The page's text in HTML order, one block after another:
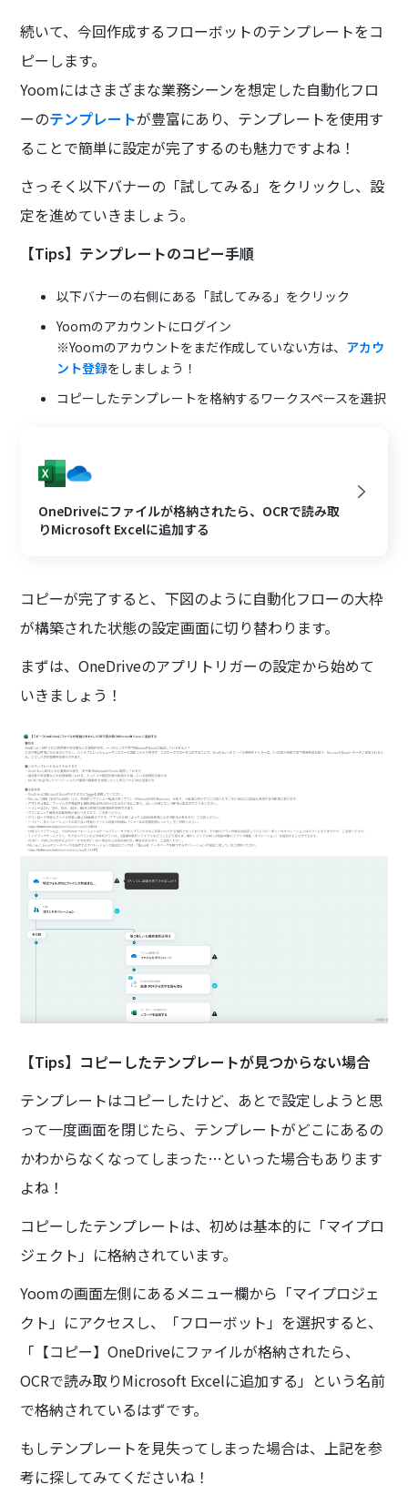
続いて、今回作成するフローボットのテンプレートをコ
ピーします。
Yoomにはさまざまな業務シーンを想定した自動化フロ
ーのテンプレートが豊富にあり、テンプレートを使用す
ることで簡単に設定が完了するのも魅力ですよね！
さっそく以下バナーの「試してみる」をクリックし、設
定を進めていきましょう。
【Tips】テンプレートのコピー手順
以下バナーの右側にある「試してみる」をクリック
Yoomのアカウントにログイン
※Yoomのアカウントをまだ作成していない方は、 アカウ
ント登録をしましょう！
コピーしたテンプレートを格納するワークスペースを選択
OneDriveにファイルが格納されたら、OCRで読み取
りMicrosoft Excelに追加する
コピーが完了すると、下図のように自動化フローの大枠
が構築された状態の設定画面に切り替わります。
まずは、OneDriveのアプリトリガーの設定から始めて
いきましょう！
【Tips】コピーしたテンプレートが見つからない場合
テンプレートはコピーしたけど、あとで設定しようと思
って一度画面を閉じたら、テンプレートがどこにあるの
かわからなくなってしまった…といった場合もあります
よね！
コピーしたテンプレートは、初めは基本的に「マイプロ
ジェクト」に格納されています。
Yoomの画面左側にあるメニュー欄から「マイプロジェ
クト」にアクセスし、「フローボット」を選択すると、
「【コピー】OneDriveにファイルが格納されたら、
OCRで読み取りMicrosoft Excelに追加する」という名前
で格納されているはずです。
もしテンプレートを見失ってしまった場合は、上記を参
考に探してみてくださいね！